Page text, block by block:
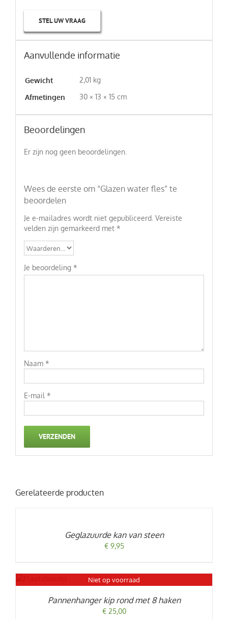
STEL UW VRAAG
Aanvullende informatie
Gewicht
2,01 kg
Afmetingen
30 × 13 × 15 cm
Beoordelingen
Er zijn nog geen beoordelingen.
Wees de eerste om “Glazen water fles” te
beoordelen
Je e-mailadres wordt niet gepubliceerd. Vereiste
velden zijn gemarkeerd met *
Je beoordeling *
Naam *
E-mail *
Gerelateerde producten
TOEVOEGEN
Geglazuurde kan van steen
€9,95
Niet op voorraad
Pannenhanger kip rond met 8 haken
€25,00